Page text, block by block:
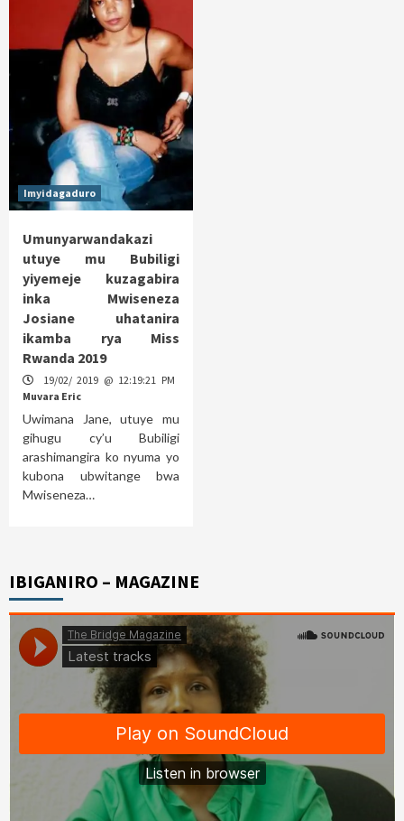
Imyidagaduro
Umunyarwandakazi
utuye mu Bubiligi
yiyemeje kuzagabira
inka Mwiseneza
Josiane uhatanira
ikamba rya Miss
Rwanda 2019
19/02/ 2019 @ 12:19:21 PM
Muvara Eric
Uwimana Jane, utuye mu
gihugu cy’u Bubiligi
arashimangira ko nyuma yo
kubona ubwitange bwa
Mwiseneza…
IBIGANIRO – MAGAZINE